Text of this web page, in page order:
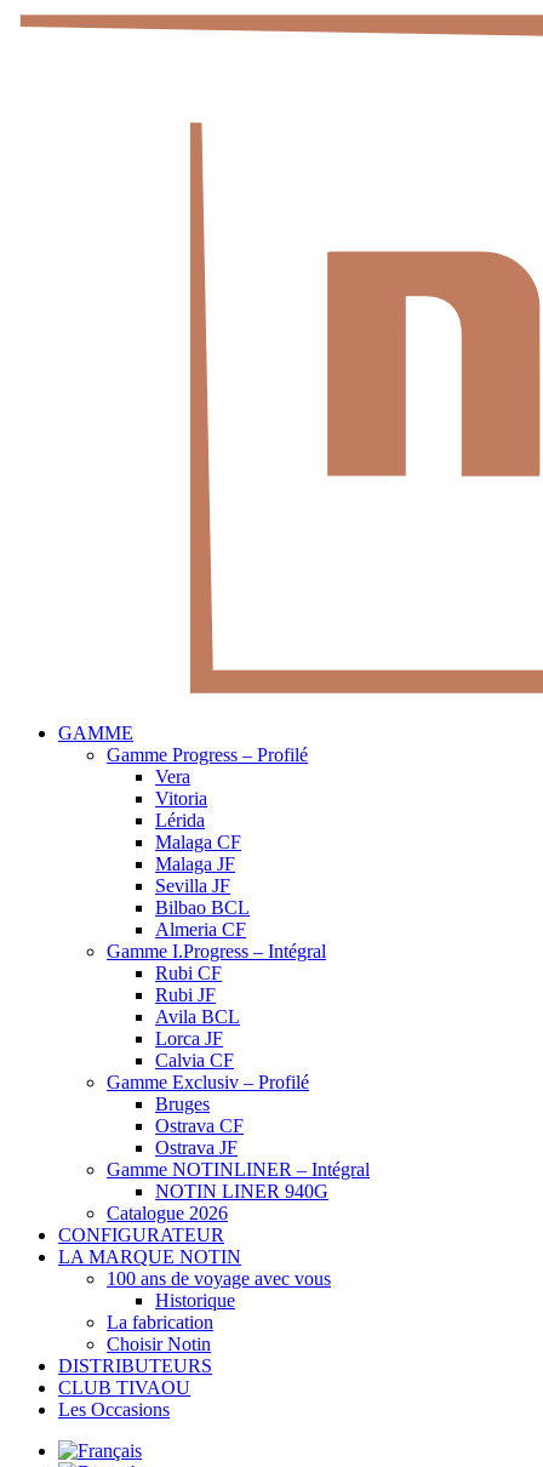
GAMME
Gamme Progress – Profilé
Vera
Vitoria
Lérida
Malaga CF
Malaga JF
Sevilla JF
Bilbao BCL
Almeria CF
Gamme I.Progress – Intégral
Rubi CF
Rubi JF
Avila BCL
Lorca JF
Calvia CF
Gamme Exclusiv – Profilé
Bruges
Ostrava CF
Ostrava JF
Gamme NOTINLINER – Intégral
NOTIN LINER 940G
Catalogue 2026
CONFIGURATEUR
LA MARQUE NOTIN
100 ans de voyage avec vous
Historique
La fabrication
Choisir Notin
DISTRIBUTEURS
CLUB TIVAOU
Les Occasions